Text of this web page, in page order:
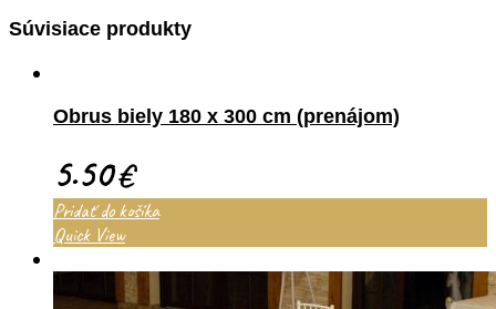
Súvisiace produkty
Obrus biely 180 x 300 cm (prenájom)
5.50€
Pridať do košíka
Quick View